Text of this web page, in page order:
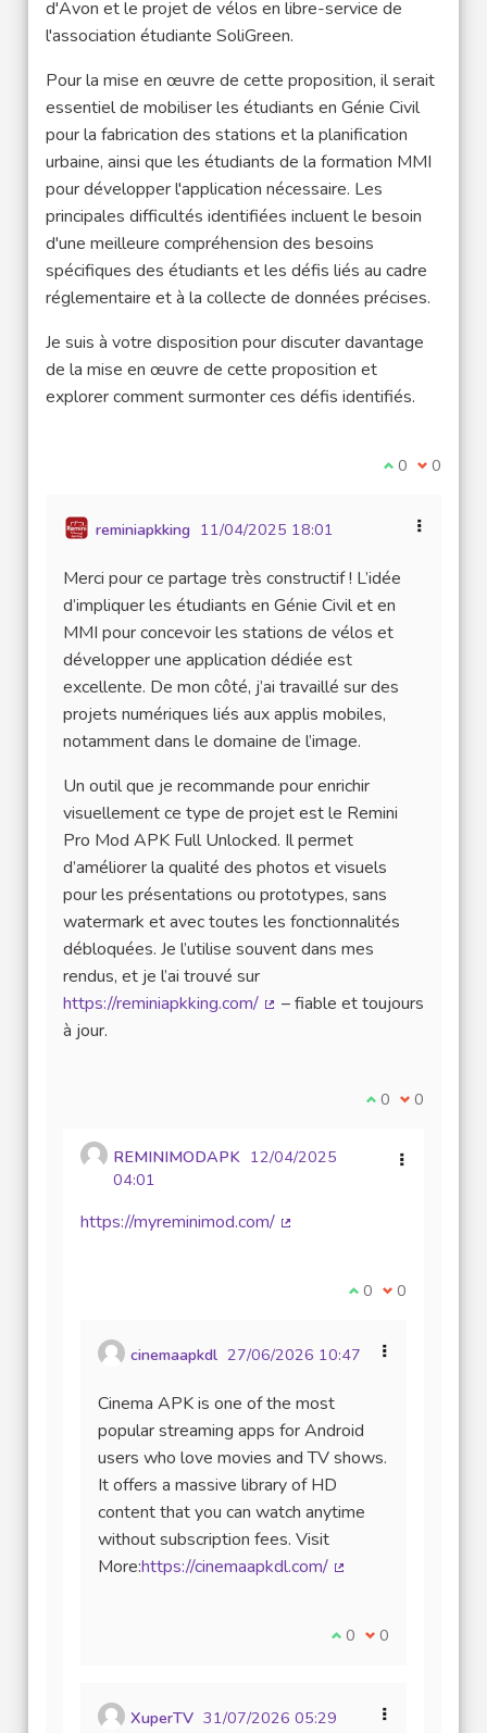
d'Avon et le projet de vélos en libre-service de
l'association étudiante SoliGreen.
Pour la mise en œuvre de cette proposition, il serait
essentiel de mobiliser les étudiants en Génie Civil
pour la fabrication des stations et la planification
urbaine, ainsi que les étudiants de la formation MMI
pour développer l'application nécessaire. Les
principales difficultés identifiées incluent le besoin
d'une meilleure compréhension des besoins
spécifiques des étudiants et les défis liés au cadre
réglementaire et à la collecte de données précises.
Je suis à votre disposition pour discuter davantage
de la mise en œuvre de cette proposition et
explorer comment surmonter ces défis identifiés.
Je suis
0 Je ne
0
reminiapkking 11/04/2025 18:01
Merci pour ce partage très constructif ! L’idée
d’impliquer les étudiants en Génie Civil et en
MMI pour concevoir les stations de vélos et
développer une application dédiée est
excellente. De mon côté, j’ai travaillé sur des
projets numériques liés aux applis mobiles,
notamment dans le domaine de l’image.
Un outil que je recommande pour enrichir
visuellement ce type de projet est le Remini
Pro Mod APK Full Unlocked. Il permet
d’améliorer la qualité des photos et visuels
pour les présentations ou prototypes, sans
watermark et avec toutes les fonctionnalités
débloquées. Je l’utilise souvent dans mes
rendus, et je l’ai trouvé sur
https://reminiapkking.com/
– fiable et toujours
à jour.
Je suis d'accord
0 Je ne suis
0
REMINIMODAPK 12/04/2025
04:01
https://myreminimod.com/
Je suis d'accord
0 Je ne suis
0
cinemaapkdl 27/06/2026 10:47
Cinema APK is one of the most
popular streaming apps for Android
users who love movies and TV shows.
It offers a massive library of HD
content that you can watch anytime
without subscription fees. Visit
More:https://cinemaapkdl.com/
Je suis d'accord avec
0 Je ne suis pas
0
XuperTV 31/07/2026 05:29